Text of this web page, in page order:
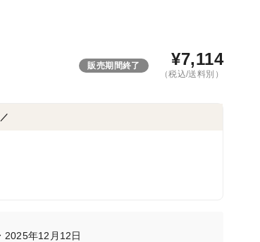
販売期間終了 ¥7,114
（税込/送料別）
2025年12月12日